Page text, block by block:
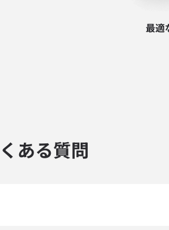
最適
ある質問
if your device supports eSIM